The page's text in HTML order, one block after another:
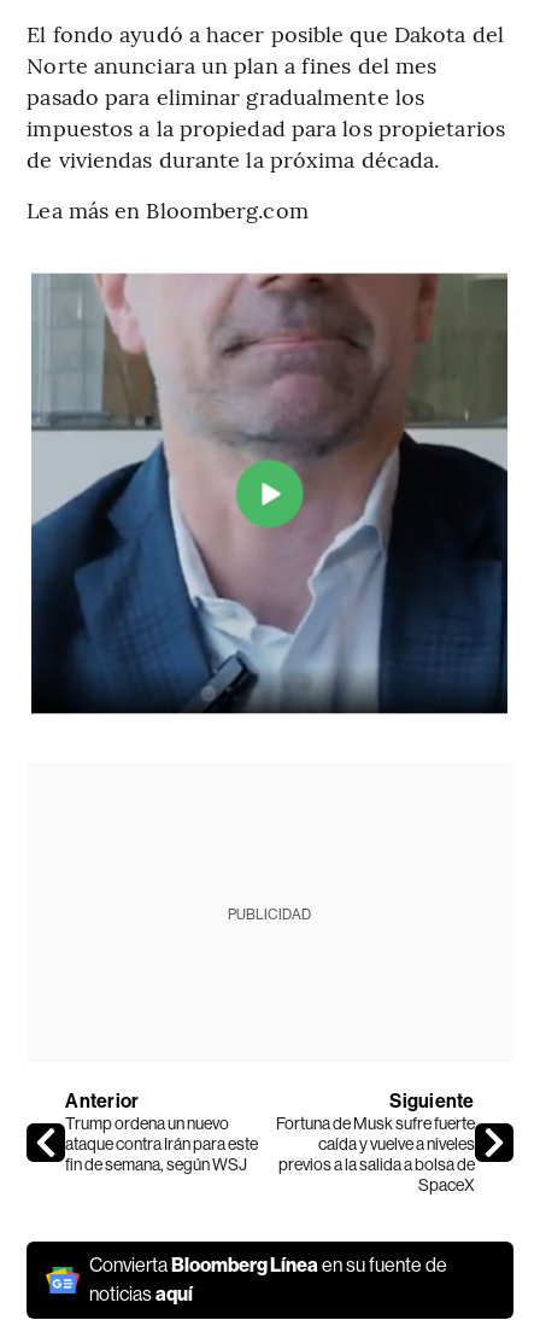
El fondo ayudó a hacer posible que Dakota del
Norte anunciara un plan a fines del mes
pasado para eliminar gradualmente los
impuestos a la propiedad para los propietarios
de viviendas durante la próxima década.
Lea más en Bloomberg.com
PUBLICIDAD
Anterior
Trump ordena un nuevo
ataque contra Irán para este
fin de semana, según WSJ
Siguiente
Fortuna de Musk sufre fuerte
caída y vuelve a niveles
previos a la salida a bolsa de
SpaceX
ConviertaBloomberg Líneaen su fuente de
noticiasaquí